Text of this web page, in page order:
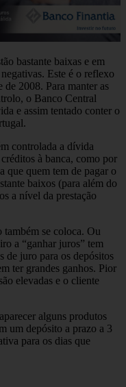
bastante baixas e em
Este é o reflexo
de 2008. Para manter as
o Banco Central
e assim tentado conter o
controlada a dívida
à banca, como por
que quem tem de pagar o
baixos (para além do
a nível da prestação
se coloca. Ou
a “ganhar juros” tem
de juro para os depósitos
ter grandes ganhos. Pior
elevadas e o cliente
alguns produtos
um depósito a prazo a 3
para os dias que